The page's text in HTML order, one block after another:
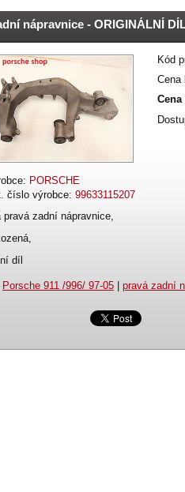
nápravnice - ORIGINÁLNÍ
Kód
Cena
Cena
PORSCHE
číslo výrobce: 99633115207
pravá zadní nápravnice,
díl
Porsche 911 /996/ 97-05 pravá zadní